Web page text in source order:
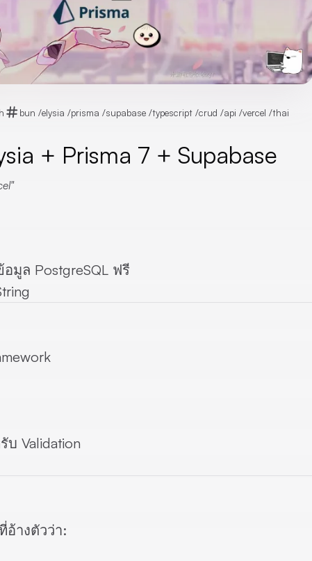
bun /elysia /prisma /supabase /typescript /crud /api /vercel /thai
+ Prisma 7 + Supabase
มูล PostgreSQL ฟรี
บ Validation
อ้างตัวว่า: